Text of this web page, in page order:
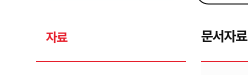
자료 문서자료
Sketchbook5, 스케치북5